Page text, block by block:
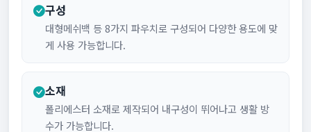
구성
대형메쉬백 등 8가지 파우치로 구성되어 다양한 용도에 맞
게 사용 가능합니다.
소재
폴리에스터 소재로 제작되어 내구성이 뛰어나고 생활 방
수가 가능합니다.